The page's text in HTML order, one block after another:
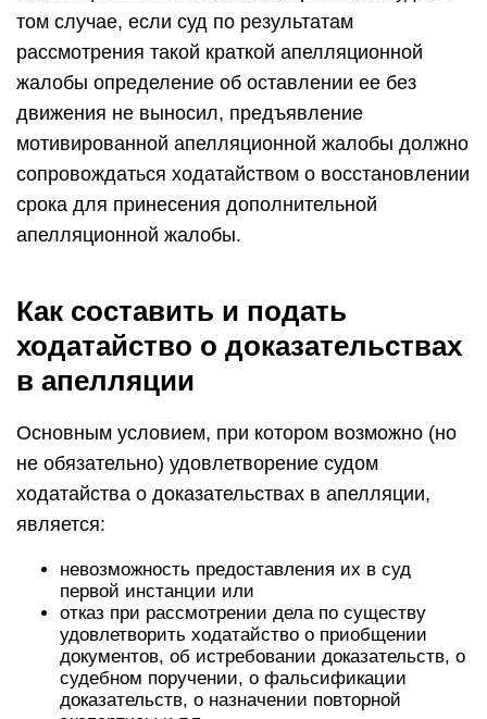
том случае, если суд по результатам
рассмотрения такой краткой апелляционной
жалобы определение об оставлении ее без
движения не выносил, предъявление
мотивированной апелляционной жалобы должно
сопровождаться ходатайством о восстановлении
срока для принесения дополнительной
апелляционной жалобы.
Как составить и подать
ходатайство о доказательствах
в апелляции
Основным условием, при котором возможно (но
не обязательно) удовлетворение судом
ходатайства о доказательствах в апелляции,
является:
невозможность предоставления их в суд
первой инстанции или
отказ при рассмотрении дела по существу
удовлетворить ходатайство о приобщении
документов, об истребовании доказательств, о
судебном поручении, о фальсификации
доказательств, о назначении повторной